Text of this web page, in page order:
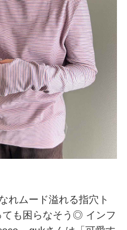
れムード溢れる指穴ト
ても困らなそう◎ インフ